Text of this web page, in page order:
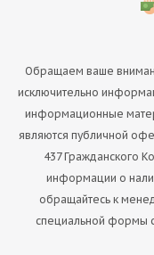
Обращаем ваше
исключительно
информационные
являются публичной
437 Гражданского
информации о
обращайтесь к
специальной формы